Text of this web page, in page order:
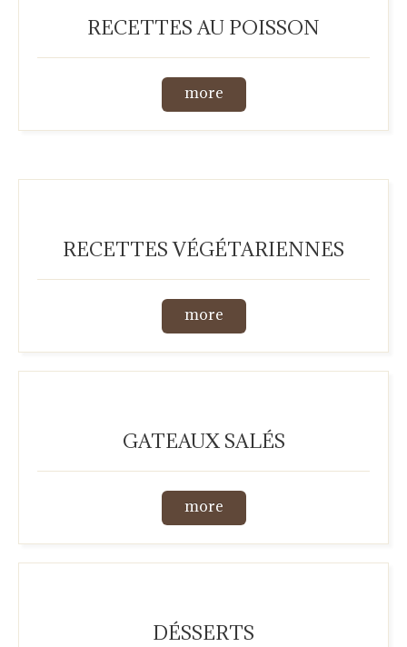
RECETTES AU POISSON
more
RECETTES VÉGÉTARIENNES
more
GATEAUX SALÉS
more
DÉSSERTS